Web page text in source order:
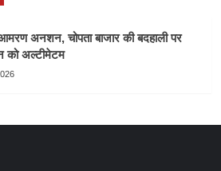
अनशन, चोपता बाजार की बदहाली पर
को अल्टीमेटम